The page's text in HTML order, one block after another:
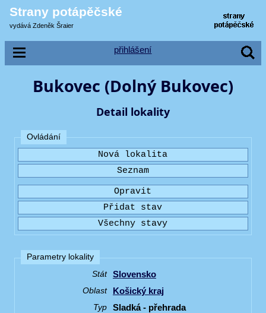
Strany potápěčské
vydává Zdeněk Šraier
přihlášení
Bukovec (Dolný Bukovec)
Detail lokality
Ovládání
Parametry lokality
Stát
Slovensko
Oblast Košický kraj
Typ Sladká - přehrada